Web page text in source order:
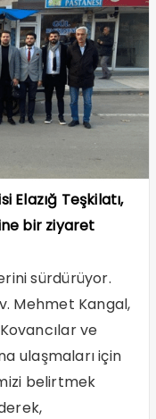
Elazığ Teşkilatı,
bir ziyaret
sürdürüyor.
Mehmet Kangal,
ve
ulaşmaları için
belirtmek